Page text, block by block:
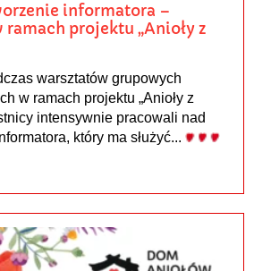
informatora –
projektu „Anioły z
warsztatów grupowych
w ramach projektu „Anioły z
intensywnie pracowali nad
który ma służyć...